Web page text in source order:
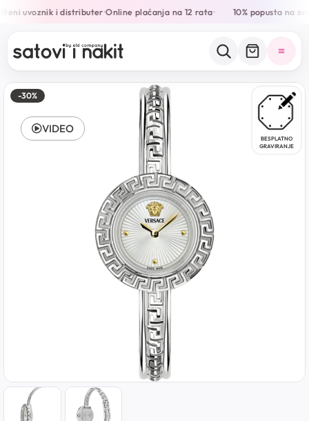
uvoznik i distributer•Online plaćanja na 12 rata• 10% popusta na
-30%
BESPLATNO
GRAVIRANJE
VIDEO